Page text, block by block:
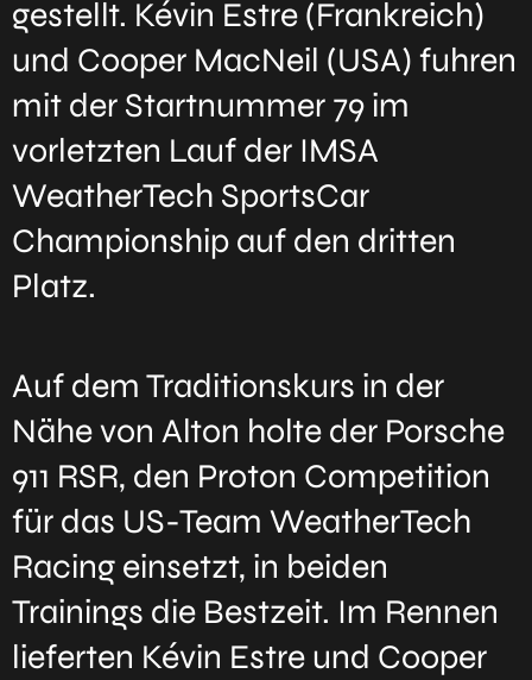
gestellt. Kévin Estre (Frankreich)
und Cooper MacNeil (USA) fuhren
mit der Startnummer 79 im
vorletzten Lauf der IMSA
WeatherTech SportsCar
Championship auf den dritten
Platz.
Auf dem Traditionskurs in der
Nähe von Alton holte der Porsche
911 RSR, den Proton Competition
für das US-Team WeatherTech
Racing einsetzt, in beiden
Trainings die Bestzeit. Im Rennen
lieferten Kévin Estre und Cooper